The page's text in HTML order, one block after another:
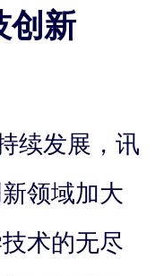
创新
发展，讯
领域加大
术的无尽